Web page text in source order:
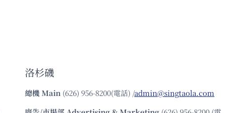
洛杉磯
總機Main (626) 956-8200(電話) /admin@singtaola.com